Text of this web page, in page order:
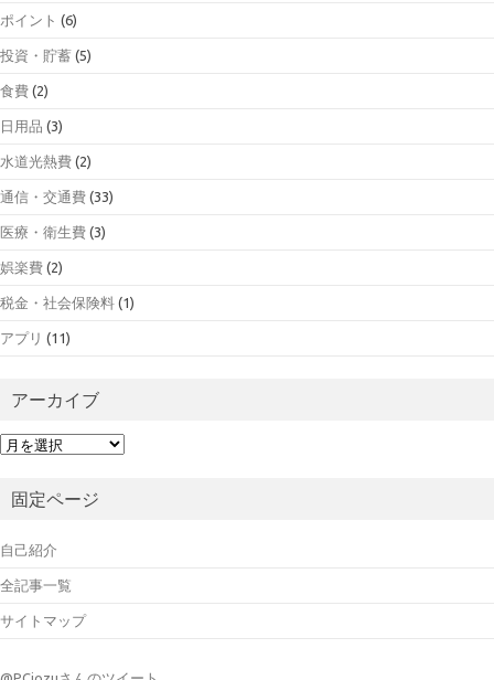
ポイント (6)
投資・貯蓄 (5)
食費 (2)
日用品 (3)
水道光熱費 (2)
通信・交通費 (33)
医療・衛生費 (3)
娯楽費 (2)
税金・社会保険料 (1)
アプリ (11)
アーカイブ
ア
イ固定ページ
自己紹介
全記事一覧
サイトマップ